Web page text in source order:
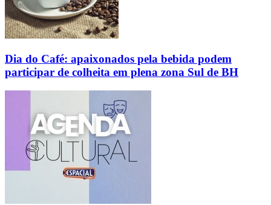
Dia do Café: apaixonados pela bebida podem
participar de colheita em plena zona Sul de BH